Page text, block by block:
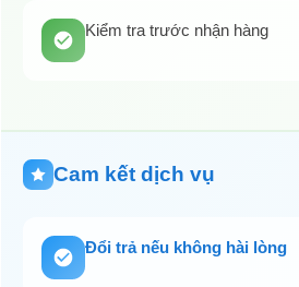
Kiểm tra trước nhận hàng
Cam kết dịch vụ
Đổi trả nếu không hài lòng